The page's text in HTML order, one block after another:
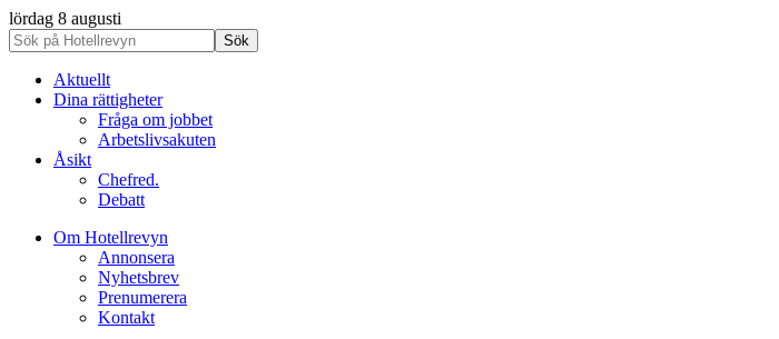
lördag 8 augusti
Aktuellt
Dina rättigheter
Fråga om jobbet
Arbetslivsakuten
Åsikt
Chefred.
Debatt
Om Hotellrevyn
Annonsera
Nyhetsbrev
Prenumerera
Kontakt